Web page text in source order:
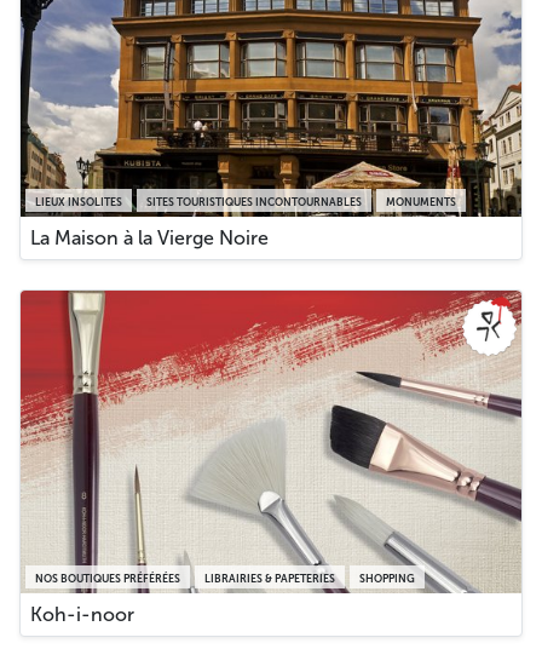
LIEUX INSOLITES SITES TOURISTIQUES INCONTOURNABLES MONUMENTS
La Maison à la Vierge Noire
NOS BOUTIQUES PRÉFÉRÉES LIBRAIRIES & PAPETERIES SHOPPING
Koh-i-noor